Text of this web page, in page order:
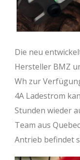
Die neu
Hersteller BMZ
Wh zur
4A Ladestrom
Stunden wieder
Team aus
Antrieb befindet